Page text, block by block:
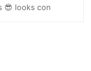
😎 looks con